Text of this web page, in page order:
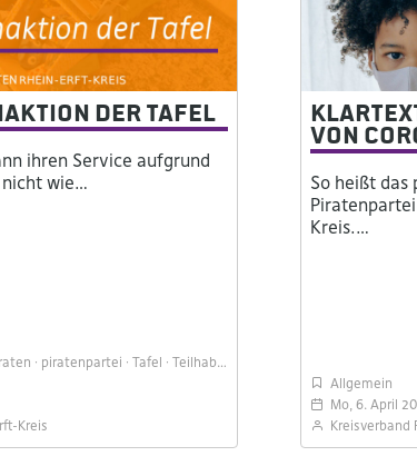
der Tafel
ihren Service aufgrund
nicht wie…
piratenpartei Tafel Teilhabe
Kreis
von
So heißt das
Kreis.…
Allgemein
Mo, 6. April
Kreisverband